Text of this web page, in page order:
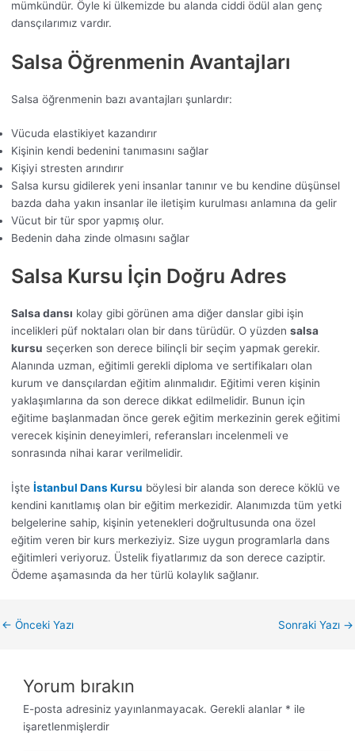
mümkündür. Öyle ki ülkemizde bu alanda ciddi ödül alan genç
dansçılarımız vardır.
Salsa Öğrenmenin Avantajları
Salsa öğrenmenin bazı avantajları şunlardır:
Vücuda elastikiyet kazandırır
Kişinin kendi bedenini tanımasını sağlar
Kişiyi stresten arındırır
Salsa kursu gidilerek yeni insanlar tanınır ve bu kendine düşünsel
bazda daha yakın insanlar ile iletişim kurulması anlamına da gelir
Vücut bir tür spor yapmış olur.
Bedenin daha zinde olmasını sağlar
Salsa Kursu İçin Doğru Adres
Salsa dansı kolay gibi görünen ama diğer danslar gibi işin
incelikleri püf noktaları olan bir dans türüdür. O yüzden salsa
kursu seçerken son derece bilinçli bir seçim yapmak gerekir.
Alanında uzman, eğitimli gerekli diploma ve sertifikaları olan
kurum ve dansçılardan eğitim alınmalıdır. Eğitimi veren kişinin
yaklaşımlarına da son derece dikkat edilmelidir. Bunun için
eğitime başlanmadan önce gerek eğitim merkezinin gerek eğitimi
verecek kişinin deneyimleri, referansları incelenmeli ve
sonrasında nihai karar verilmelidir.
İşte İstanbul Dans Kursu böylesi bir alanda son derece köklü ve
kendini kanıtlamış olan bir eğitim merkezidir. Alanımızda tüm yetki
belgelerine sahip, kişinin yetenekleri doğrultusunda ona özel
eğitim veren bir kurs merkeziyiz. Size uygun programlarla dans
eğitimleri veriyoruz. Üstelik fiyatlarımız da son derece caziptir.
Ödeme aşamasında da her türlü kolaylık sağlanır.
← Önceki Yazı Sonraki Yazı →
Yorum bırakın
E-posta adresiniz yayınlanmayacak. Gerekli alanlar * ile
işaretlenmişlerdir